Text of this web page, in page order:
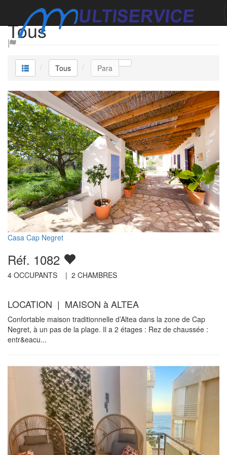
Tous
Tous Para
Casa Cap Negret
Réf. 1082
4 OCCUPANTS | 2 CHAMBRES
LOCATION | MAISON à ALTEA
Confortable maison traditionnelle d’Altea dans la zone de Cap
Negret, à un pas de la plage. Il a 2 étages : Rez de chaussée :
entr&eacu...